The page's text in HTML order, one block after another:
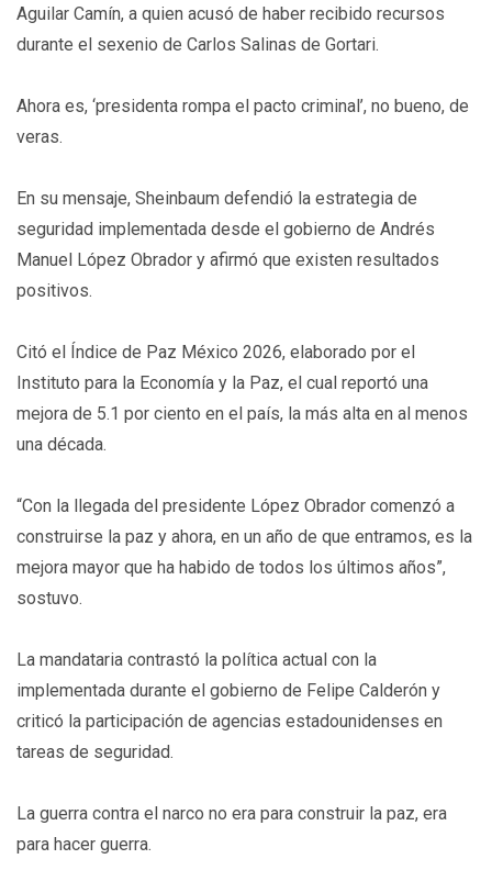
Aguilar Camín, a quien acusó de haber recibido recursos
durante el sexenio de Carlos Salinas de Gortari.
Ahora es, ‘presidenta rompa el pacto criminal’, no bueno, de
veras.
En su mensaje, Sheinbaum defendió la estrategia de
seguridad implementada desde el gobierno de Andrés
Manuel López Obrador y afirmó que existen resultados
positivos.
Citó el Índice de Paz México 2026, elaborado por el
Instituto para la Economía y la Paz, el cual reportó una
mejora de 5.1 por ciento en el país, la más alta en al menos
una década.
“Con la llegada del presidente López Obrador comenzó a
construirse la paz y ahora, en un año de que entramos, es la
mejora mayor que ha habido de todos los últimos años”,
sostuvo.
La mandataria contrastó la política actual con la
implementada durante el gobierno de Felipe Calderón y
criticó la participación de agencias estadounidenses en
tareas de seguridad.
La guerra contra el narco no era para construir la paz, era
para hacer guerra.